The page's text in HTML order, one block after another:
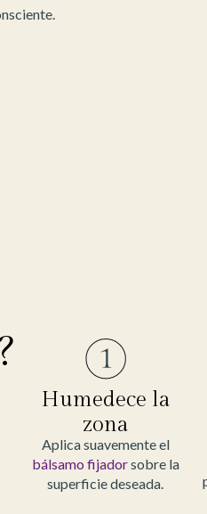
Humedece la
zona
Aplica suavemente el
bálsamo fijadorsobre la
superficie deseada.